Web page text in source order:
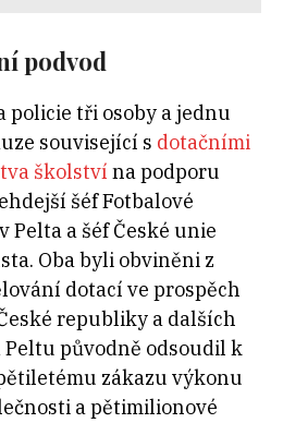
podvod
policie tři osoby a jednu
související s dotačními
školství na podporu
šéf Fotbalové
Pelta a šéf České unie
Oba byli obviněni z
dotací ve prospěch
republiky a dalších
Peltu původně odsoudil k
zákazu výkonu
a pětimilionové